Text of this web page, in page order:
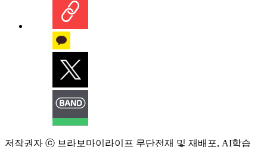
저작권자 ⓒ 브라보마이라이프 무단전재 및 재배포, AI학습